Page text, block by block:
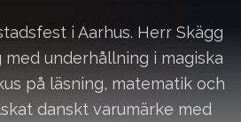
i Aarhus. Herr Skägg
underhållning i magiska
på läsning, matematik och
danskt varumärke med